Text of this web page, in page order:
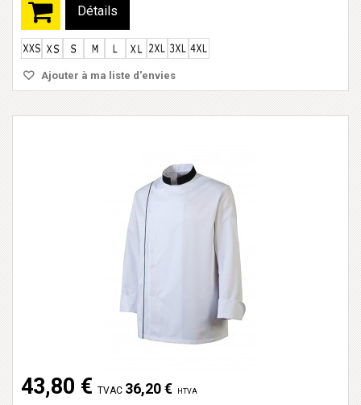
Détails
Ajouter à ma liste d'envies
43,80 € TVAC 36,20 € HTVA